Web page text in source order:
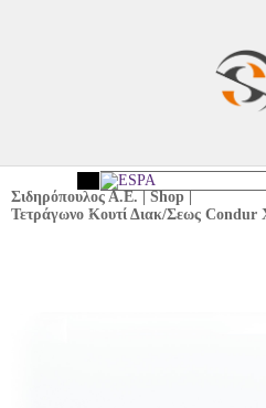
<
Σιδηρόπουλος Α.Ε. Shop
Τετράγωνο Κουτί Διακ/Σεως Condur